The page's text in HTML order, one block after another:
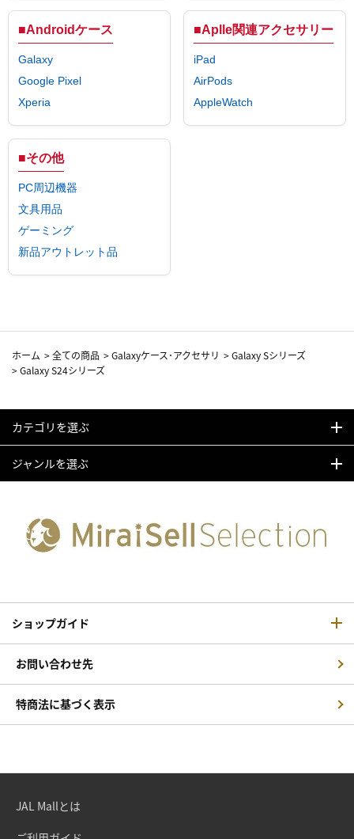
■Androidケース
Galaxy
Google Pixel
Xperia
■Aplle関連アクセサリー
iPad
AirPods
AppleWatch
■その他
PC周辺機器
文具用品
ゲーミング
新品アウトレット品
ホーム >全ての商品 >Galaxyケース･アクセサリ >Galaxy Sシリーズ
>Galaxy S24シリーズ
カテゴリを選ぶ
ジャンルを選ぶ
ショップガイド
お問い合わせ先
特商法に基づく表示
JAL Mallとは